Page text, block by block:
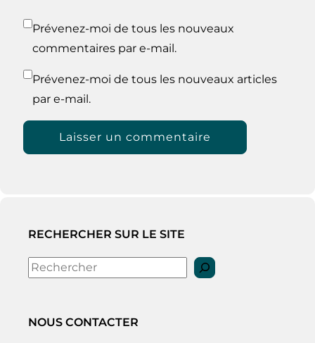
Prévenez-moi de tous les nouveaux
commentaires par e-mail.
Prévenez-moi de tous les nouveaux articles
par e-mail.
RECHERCHER SUR LE SITE
Rechercher
NOUS CONTACTER